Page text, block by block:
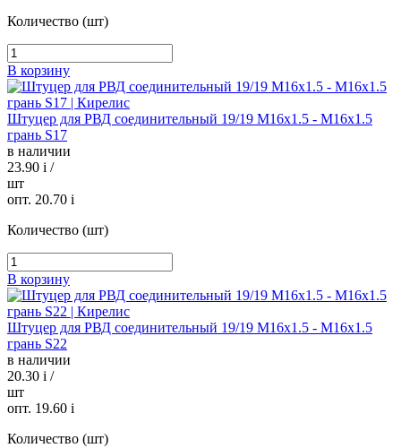
Количество (шт)
В корзину
Штуцер для РВД соединительный 19/19 М16х1.5 - М16х1.5
грань S17
в наличии
23.90 i /
шт
опт. 20.70 i
Количество (шт)
В корзину
Штуцер для РВД соединительный 19/19 М16х1.5 - М16х1.5
грань S22
в наличии
20.30 i /
шт
опт. 19.60 i
Количество (шт)